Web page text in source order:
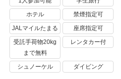
ホテル
禁煙指定可
JALマイルたまる
座席指定可
受託手荷物20kg
まで無料
レンタカー付
シュノーケル ダイビング